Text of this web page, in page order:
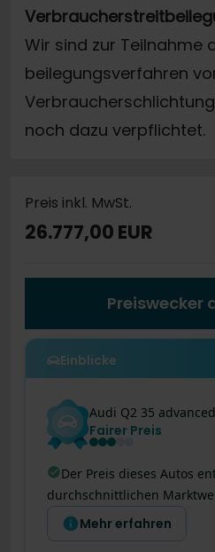
Wir sind zur Teilnahme
beilegungsverfahren
noch dazu verpflichtet.
Preis inkl. MwSt.
26.777,00 EUR
Preiswecker
Einblicke
Audi Q2 35 advanced
Fairer Preis
Der Preis dieses Autos
durchschnittlichen
Mehr erfahren